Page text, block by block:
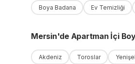
Boya Badana Ev Temizliği
Mersin'de Apartman İçi
Akdeniz Toroslar